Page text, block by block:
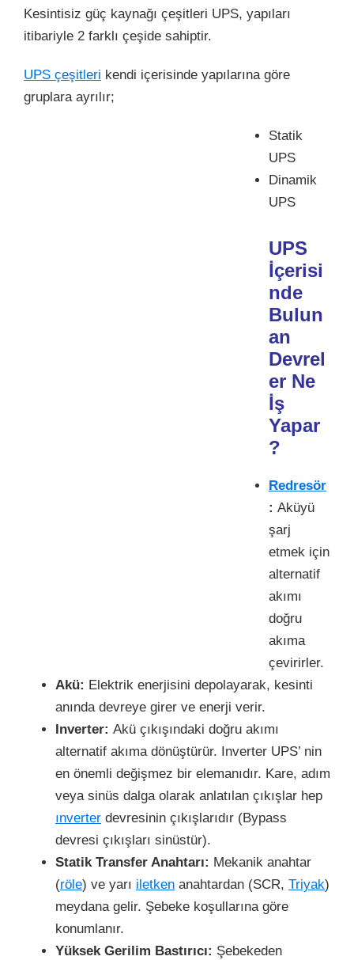
Kesintisiz güç kaynağı çeşitleri UPS, yapıları
itibariyle 2 farklı çeşide sahiptir.
UPS çeşitleri kendi içerisinde yapılarına göre
gruplara ayrılır;
Statik
UPS
Dinamik
UPS
UPS
İçerisi
nde
Bulun
an
Devrel
er Ne
İş
Yapar
?
Redresör
: Aküyü
şarj
etmek için
alternatif
akımı
doğru
akıma
çevirirler.
Akü: Elektrik enerjisini depolayarak, kesinti
anında devreye girer ve enerji verir.
Inverter: Akü çıkışındaki doğru akımı
alternatif akıma dönüştürür. Inverter UPS’ nin
en önemli değişmez bir elemanıdır. Kare, adım
veya sinüs dalga olarak anlatılan çıkışlar hep
ınverter devresinin çıkışlarıdır (Bypass
devresi çıkışları sinüstür).
Statik Transfer Anahtarı: Mekanik anahtar
(röle) ve yarı iletken anahtardan (SCR, Triyak)
meydana gelir. Şebeke koşullarına göre
konumlanır.
Yüksek Gerilim Bastırıcı: Şebekeden